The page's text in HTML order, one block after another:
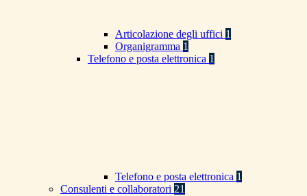
Articolazione degli uffici 1
Organigramma 1
Telefono e posta elettronica 1
Telefono e posta elettronica 1
Consulenti e collaboratori 21